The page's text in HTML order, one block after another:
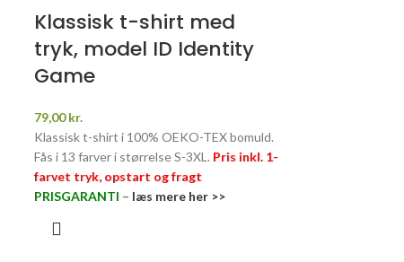
Klassisk t-shirt med
tryk, model ID Identity
Game
79,00kr.
Klassisk t-shirt i 100% OEKO-TEX bomuld.
Fås i 13 farver i størrelse S-3XL. Pris inkl. 1-
farvet tryk, opstart og fragt
PRISGARANTI – læs mere her >>